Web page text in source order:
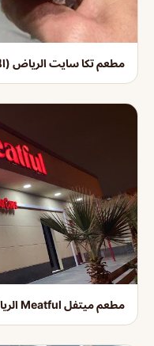
مطعم تكا سايت الرياض
مطعم ميتفل Meatful الرياض (الأسعار+ المنيو+ الموقع)